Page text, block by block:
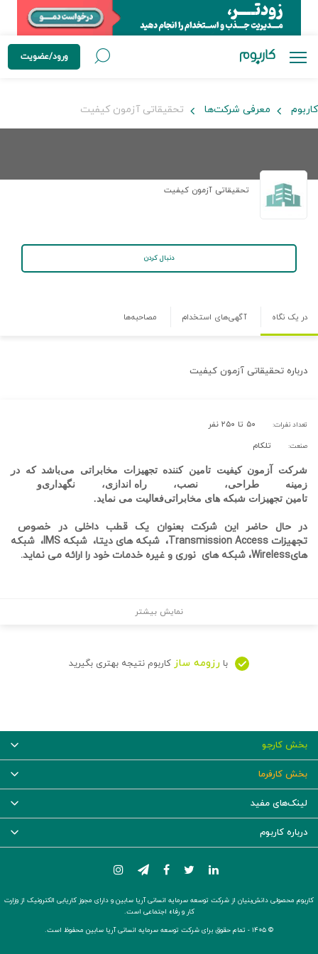
ورود/عضویت
کاربوم معرفی شرکت‌ها تحقیقاتی آزمون کیفیت
تحقیقاتی آزمون کیفیت
دنبال کردن
در یک نگاه آگهی‌های استخدام مصاحبه‌ها
درباره تحقیقاتی آزمون کیفیت
تعداد نفرات: ۵۰ تا ۲۵۰ نفر
صنعت: تلکام
شرکت آزمون کیفیت تامین کننده تجهیزات مخابراتی می‌باشد که در
زمینه طراحی، نصب، راه اندازی، نگهداریو
تامین تجهیزات شبکه های مخابراتیفعالیت می نماید.
در حال حاضر این شرکت بعنوان یک قطبداخلی در خصوص
تجهیزات Transmission Access
، شبکه های دیتا، شبکه IMS،
شبکه
هایWireless، شبکه های نوری و غیره خدمات خود را ارائه می نماید.
نمایش بیشتر
با رزومه ساز کاربوم نتیجه بهتری بگیرید
بخش کارجو
بخش کارفرما
لینک‌های مفید
درباره کاربوم
کاربوم محصولی دانش‌بنیان از شرکت توسعه سرمایه انسانی آریا سابین و دارای مجوز کاریابی الکترونیک از وزارت
کار و رفاه اجتماعی است.
© ۱۴۰۵ -
تمام حقوق برای شرکت توسعه سرمایه انسانی آریا سابین محفوظ است.